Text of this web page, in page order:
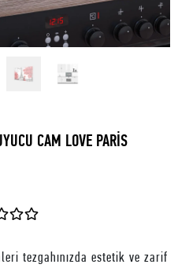
CAM LOVE PARİS
tezgahınızda estetik ve zarif